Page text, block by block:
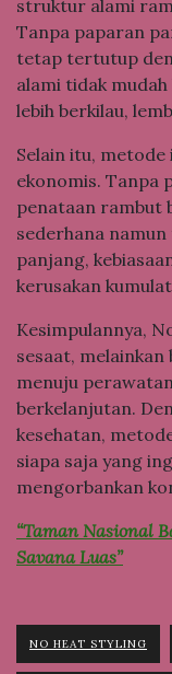
struktur alami
Tanpa paparan
tetap tertutup
alami tidak
lebih berkilau,
Selain itu,
ekonomis. Tanpa
penataan rambut
sederhana
panjang,
kerusakan
Kesimpulannya,
sesaat,
menuju
berkelanjutan.
kesehatan,
siapa saja yang
mengorbankan
“Taman Nasional
Savana Luas”
NO HEAT STYLING